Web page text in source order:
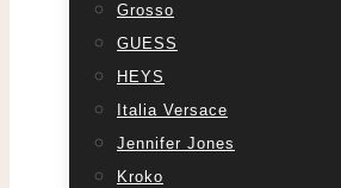
Grosso
GUESS
HEYS
Italia Versace
Jennifer Jones
Kroko